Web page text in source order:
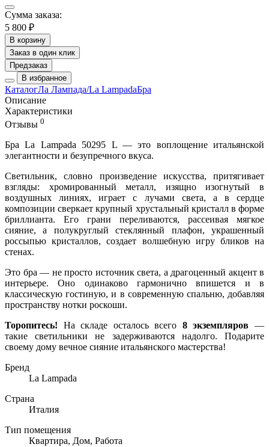
Сумма заказа:
5 800 ₽
В корзину
Заказ в один клик
Предзаказ
В избранное
КаталогЛа Лампада/La LampadaБра
Описание
Характеристики
Отзывы 0
Бра La Lampada 50295 L — это воплощение итальянской
элегантности и безупречного вкуса.
Светильник, словно произведение искусства, притягивает
взгляды: хромированный металл, изящно изогнутый в
воздушных линиях, играет с лучами света, а в сердце
композиции сверкает крупный хрустальный кристалл в форме
бриллианта. Его грани переливаются, рассеивая мягкое
сияние, а полукруглый стеклянный плафон, украшенный
россыпью кристаллов, создает волшебную игру бликов на
стенах.
Это бра — не просто источник света, а драгоценный акцент в
интерьере. Оно одинаково гармонично впишется и в
классическую гостиную, и в современную спальню, добавляя
пространству нотки роскоши.
Торопитесь!
На складе осталось всего 8 экземпляров —
такие светильники не задерживаются надолго. Подарите
своему дому вечное сияние итальянского мастерства!
Бренд
La Lampada
Страна
Италия
Тип помещения
Квартира, Дом, Работа